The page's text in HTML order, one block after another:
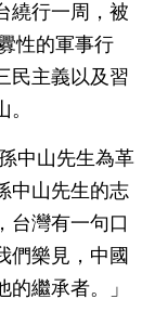
繞行一周，被
性的軍事行
民主義以及習
中山先生為革
中山先生的志
台灣有一句口
們樂見，中國
繼承者。」